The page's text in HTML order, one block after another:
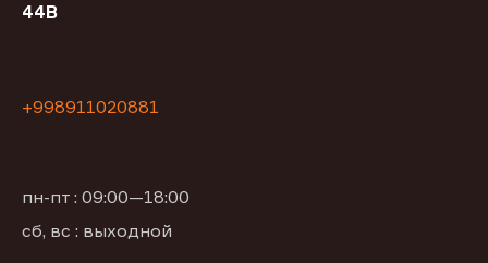
44В
+998911020881
пн-пт : 09:00—18:00
сб, вс : выходной